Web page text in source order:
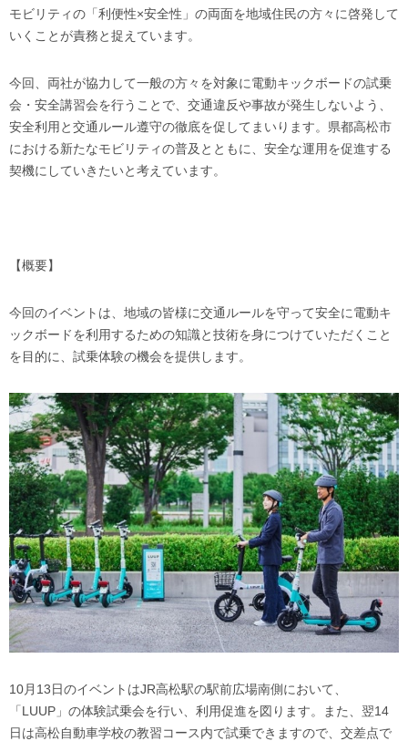
モビリティの「利便性×安全性」の両面を地域住民の方々に啓発して
いくことが責務と捉えています。
今回、両社が協力して一般の方々を対象に電動キックボードの試乗
会・安全講習会を行うことで、交通違反や事故が発生しないよう、
安全利用と交通ルール遵守の徹底を促してまいります。県都高松市
における新たなモビリティの普及とともに、安全な運用を促進する
契機にしていきたいと考えています。
【概要】
今回のイベントは、地域の皆様に交通ルールを守って安全に電動キ
ックボードを利用するための知識と技術を身につけていただくこと
を目的に、試乗体験の機会を提供します。
10月13日のイベントはJR高松駅の駅前広場南側において、
「LUUP」の体験試乗会を行い、利用促進を図ります。また、翌14
日は高松自動車学校の教習コース内で試乗できますので、交差点で